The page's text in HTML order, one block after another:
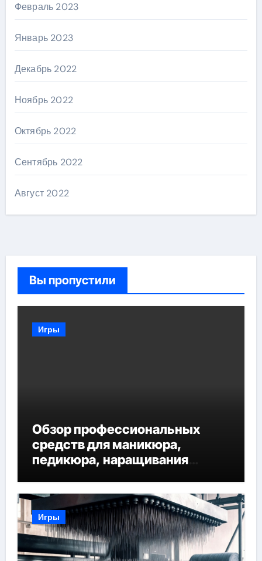
Февраль 2023
Январь 2023
Декабрь 2022
Ноябрь 2022
Октябрь 2022
Сентябрь 2022
Август 2022
Вы пропустили
Игры
Обзор профессиональных
средств для маникюра,
педикюра, наращивания
Игры